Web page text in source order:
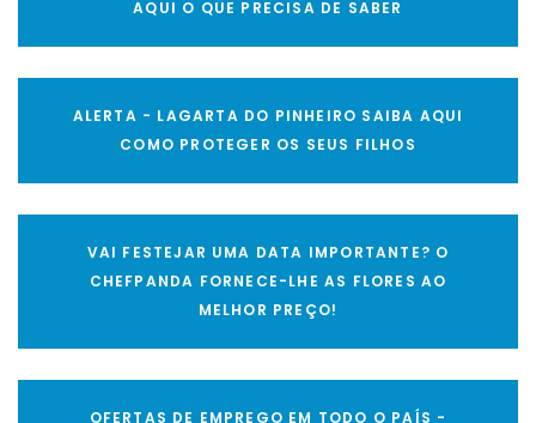
AQUI O QUE PRECISA DE SABER
ALERTA - LAGARTA DO PINHEIRO SAIBA AQUI
COMO PROTEGER OS SEUS FILHOS
VAI FESTEJAR UMA DATA IMPORTANTE? O
CHEFPANDA FORNECE-LHE AS FLORES AO
MELHOR PREÇO!
OFERTAS DE EMPREGO EM TODO O PAÍS -